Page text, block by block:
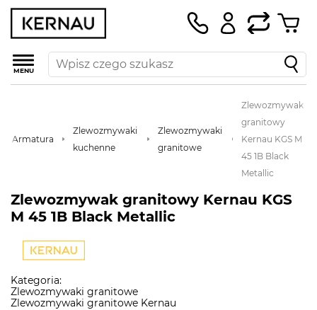
MENU
Armatura
Zlewozmywaki
kuchenne
Zlewozmywaki
granitowe
Zlewozmywak
granitowy
Kernau KGS M
45 1B Black
Metallic
Zlewozmywak granitowy Kernau KGS
M 45 1B Black Metallic
Kategoria:
Zlewozmywaki granitowe
Zlewozmywaki granitowe Kernau